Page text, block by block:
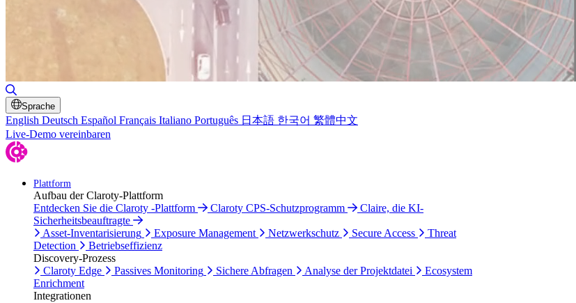
Sprache
English Deutsch Español Français Italiano Português 日本語 한국어 繁體中文
Live-Demo vereinbaren
Plattform
Aufbau der Claroty-Plattform
Entdecken Sie die Claroty -Plattform
Claroty CPS-Schutzprogramm
Claire, die KI-
Sicherheitsbeauftragte
Asset-Inventarisierung
Exposure Management Netzwerkschutz Secure Access
Threat
Detection
Betriebseffizienz
Discovery-Prozess
Claroty Edge
Passives Monitoring Sichere Abfragen Analyse der Projektdatei
Ecosystem
Enrichment
Integrationen